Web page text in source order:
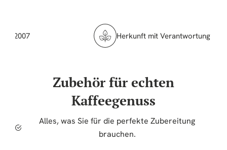
2007 Herkunft mit Verantwortung – fair
Zubehör für echten
Kaffeegenuss
Alles, was Sie für die perfekte Zubereitung
brauchen.